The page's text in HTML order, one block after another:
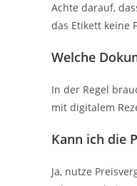
Achte darauf,
das Etikett keine
Welche
In der Regel
mit digitalem
Kann ich die
Ja, nutze